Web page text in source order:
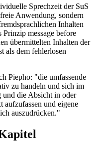
Sprechzeit der SuS
Anwendung, sondern
Inhalten
message before
übermittelten Inhalten der
als dem fehlerlosen
Piepho: "die umfassende
zu handeln und sich im
und die Absicht in oder
aufzufassen und eigene
auszudrücken."